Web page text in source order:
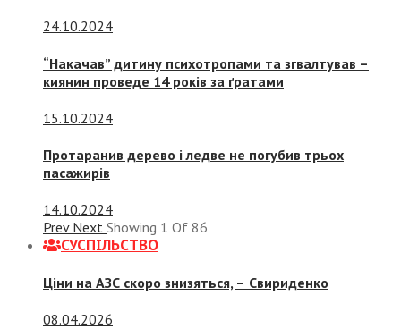
24.10.2024
“Накачав” дитину психотропами та згвалтував –
киянин проведе 14 років за ґратами
15.10.2024
Протаранив дерево і ледве не погубив трьох
пасажирів
14.10.2024
Prev Next Showing 1 Of 86
СУСПIЛЬСТВО
Ціни на АЗС скоро знизяться, – Свириденко
08.04.2026